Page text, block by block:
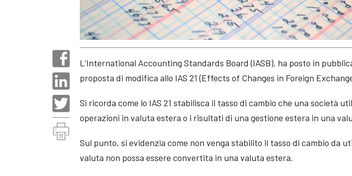
L’International Accounting Standards Board (IASB), ha posto in
proposta di modifica allo IAS 21 (Effects of Changes in Foreign
Si ricorda come lo IAS 21 stabilisca il tasso di cambio che una società
operazioni in valuta estera o i risultati di una gestione estera in una
Sul punto, si evidenzia come non venga stabilito il tasso di cambio da
valuta non possa essere convertita in una valuta estera.